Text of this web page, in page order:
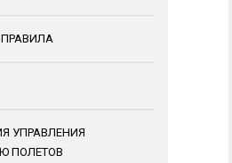
УПРАВЛЕНИЯ
ПОЛЕТОВ